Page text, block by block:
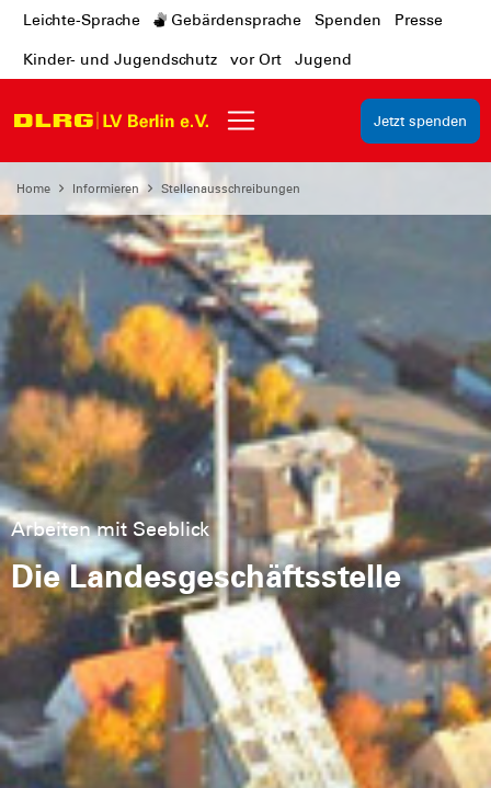
Leichte-Sprache Gebärdensprache Spenden Presse
Kinder- und Jugendschutz vor Ort Jugend
Jetzt spenden
Home Informieren Stellenausschreibungen
Arbeiten mit Seeblick
Die Landesgeschäftsstelle